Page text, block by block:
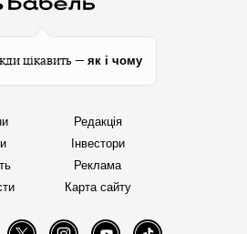
цікавить — як і чому
Редакція
Інвестори
Реклама
Карта сайту